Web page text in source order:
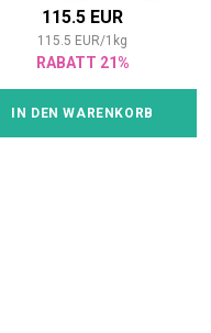
115.5 EUR
115.5 EUR/1 kg
RABATT 21%
IN DEN WARENKORB